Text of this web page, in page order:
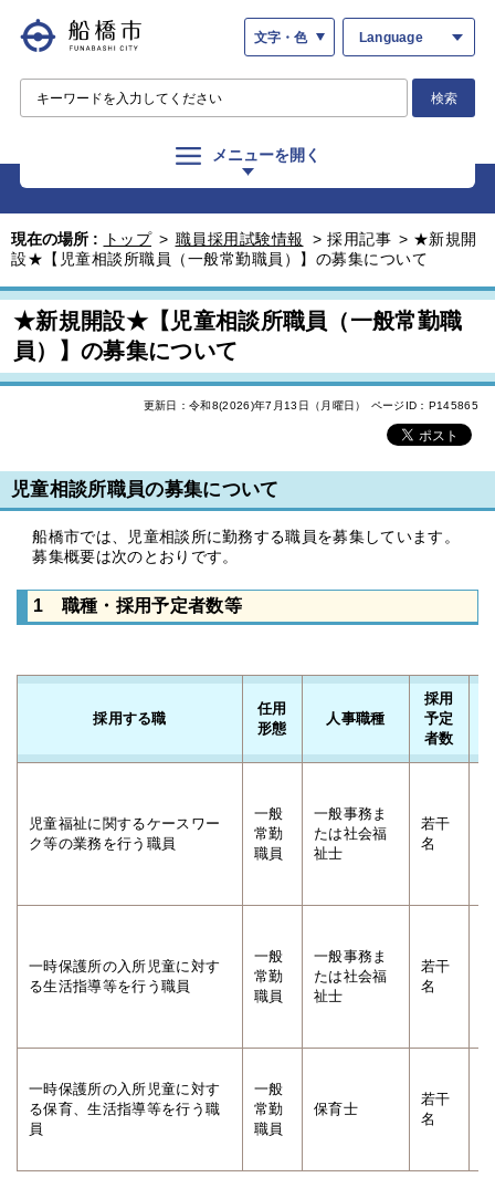
文字・色 Language
検索
メニューを開く
現在の場所 : トップ > 職員採用試験情報 > 採用記事 > ★新規開
設★【児童相談所職員（一般常勤職員）】の募集について
★新規開設★【児童相談所職員（一般常勤職
員）】の募集について
更新日：令和8(2026)年7月13日（月曜日） ページID：P145865
児童相談所職員の募集について
船橋市では、児童相談所に勤務する職員を募集しています。
募集概要は次のとおりです。
1 職種・採用予定者数等
採用する職
任用
形態
人事職種
採用
予定
者数
児童福祉に関するケースワー
ク等の業務を行う職員
一般
常勤
職員
一般事務ま
たは社会福
祉士
若干
名
一時保護所の入所児童に対す
る生活指導等を行う職員
一般
常勤
職員
一般事務ま
たは社会福
祉士
若干
名
一時保護所の入所児童に対す
る保育、生活指導等を行う職
員
一般
常勤
職員
保育士
若干
名